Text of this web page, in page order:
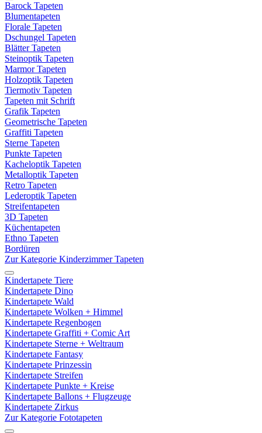
Barock Tapeten
Blumentapeten
Florale Tapeten
Dschungel Tapeten
Blätter Tapeten
Steinoptik Tapeten
Marmor Tapeten
Holzoptik Tapeten
Tiermotiv Tapeten
Tapeten mit Schrift
Grafik Tapeten
Geometrische Tapeten
Graffiti Tapeten
Sterne Tapeten
Punkte Tapeten
Kacheloptik Tapeten
Metalloptik Tapeten
Retro Tapeten
Lederoptik Tapeten
Streifentapeten
3D Tapeten
Küchentapeten
Ethno Tapeten
Bordüren
Zur Kategorie Kinderzimmer Tapeten
Kindertapete Tiere
Kindertapete Dino
Kindertapete Wald
Kindertapete Wolken + Himmel
Kindertapete Regenbogen
Kindertapete Graffiti + Comic Art
Kindertapete Sterne + Weltraum
Kindertapete Fantasy
Kindertapete Prinzessin
Kindertapete Streifen
Kindertapete Punkte + Kreise
Kindertapete Ballons + Flugzeuge
Kindertapete Zirkus
Zur Kategorie Fototapeten